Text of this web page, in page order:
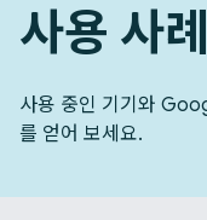
사용 사례
사용 중인 기기와
를 얻어 보세요.